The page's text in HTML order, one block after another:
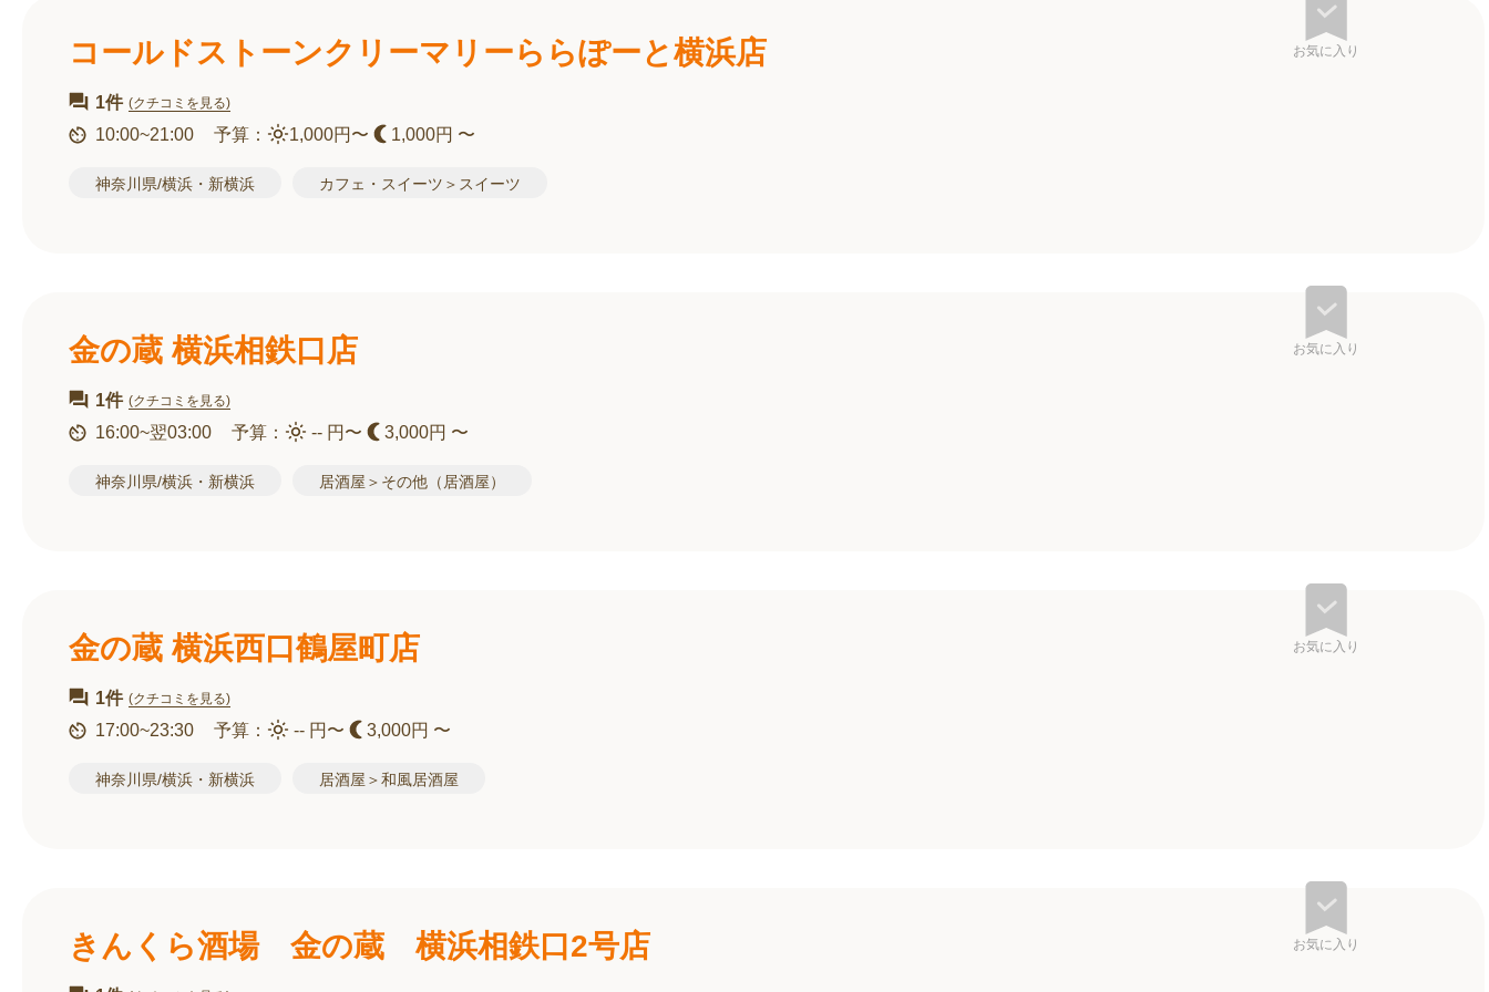
お気に入り
コールドストーンクリーマリーららぽーと横浜店
1件 (クチコミを見る)
10:00~21:00 予算： 1,000円〜 1,000円 〜
神奈川県/横浜・新横浜 カフェ・スイーツ＞スイーツ
お気に入り
金の蔵 横浜相鉄口店
1件 (クチコミを見る)
16:00~翌03:00 予算： -- 円〜 3,000円 〜
神奈川県/横浜・新横浜 居酒屋＞その他（居酒屋）
お気に入り
金の蔵 横浜西口鶴屋町店
1件 (クチコミを見る)
17:00~23:30 予算： -- 円〜 3,000円 〜
神奈川県/横浜・新横浜 居酒屋＞和風居酒屋
お気に入り
きんくら酒場 金の蔵 横浜相鉄口2号店